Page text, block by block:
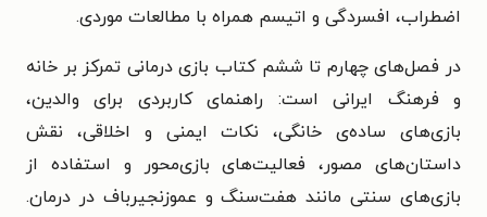
اضطراب، افسردگی و اتیسم همراه با مطالعات موردی.
در فصل‌های چهارم تا ششم کتاب بازی درمانی تمرکز بر خانه
و فرهنگ ایرانی است: راهنمای کاربردی برای والدین،
بازی‌های ساده‌ی خانگی، نکات ایمنی و اخلاقی، نقش
داستان‌های مصور، فعالیت‌های بازی‌محور و استفاده از
بازی‌های سنتی مانند هفت‌سنگ و عموزنجیرباف در درمان.